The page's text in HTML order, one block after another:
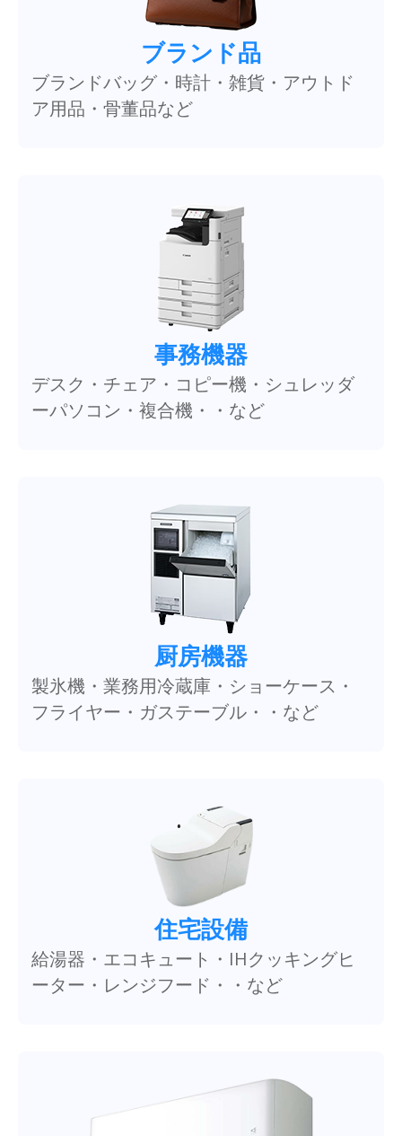
ブランド品
ブランドバッグ・時計・雑貨・アウトド
ア用品・骨董品など
事務機器
デスク・チェア・コピー機・シュレッダ
ーパソコン・複合機・・など
厨房機器
製氷機・業務用冷蔵庫・ショーケース・
フライヤー・ガステーブル・・など
住宅設備
給湯器・エコキュート・IHクッキングヒ
ーター・レンジフード・・など